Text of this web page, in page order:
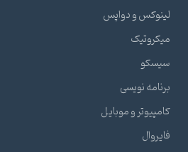
لینوکس و دواپس
میکروتیک
سیسکو
برنامه نویسی
کامپیوتر و موبایل
فایروال